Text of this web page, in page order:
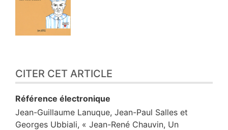
CITER CET ARTICLE
Référence électronique
Jean-Guillaume Lanuque, Jean-Paul Salles et
Georges Ubbiali, « Jean-René Chauvin, Un